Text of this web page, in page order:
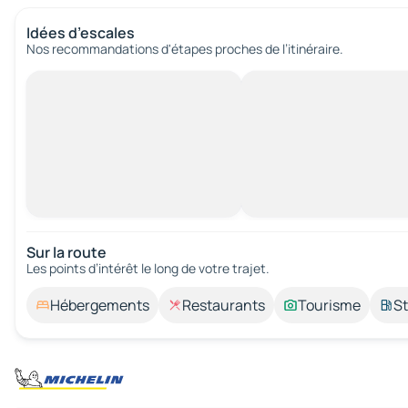
Idées d’escales
Nos recommandations d'étapes proches de l’itinéraire.
Sur la route
Les points d’intérêt le long de votre trajet.
Hébergements Restaurants Tourisme